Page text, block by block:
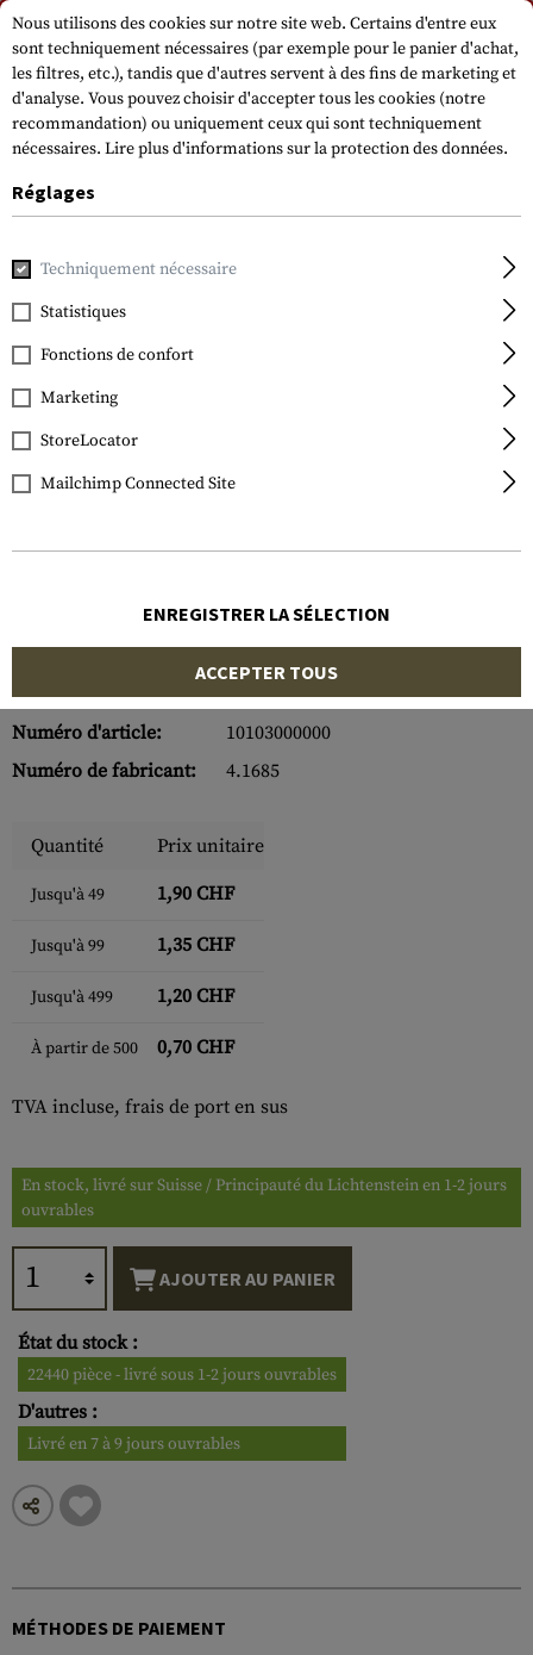
Veuillez noter que les délais de livraison peuvent varier en raison d'un jour
férié sur 15.08.2026.
Accueil Real Action CO2
Umarex
Co2 Capsule 12g
Numéro d'article:
10103000000
Numéro de fabricant:
4.1685
Quantité Prix unitaire
Jusqu'à49 1,90 CHF
Jusqu'à99 1,35 CHF
Jusqu'à499 1,20 CHF
À partir de500 0,70 CHF
TVA incluse, frais de port en sus
En stock, livré sur Suisse / Principauté du Lichtenstein en 1-2 jours
ouvrables
AJOUTER AU PANIER
État du stock :
22440 pièce - livré sous 1-2 jours ouvrables
D'autres :
Livré en 7 à 9 jours ouvrables
MÉTHODES DE PAIEMENT
Nous utilisons des cookies sur notre site web. Certains d'entre eux
sont techniquement nécessaires (par exemple pour le panier d'achat,
les filtres, etc.), tandis que d'autres servent à des fins de marketing et
d'analyse. Vous pouvez choisir d'accepter tous les cookies (notre
recommandation) ou uniquement ceux qui sont techniquement
nécessaires. Lire plus d'informations sur la protection des données.
Réglages
Techniquement nécessaire
Statistiques
Fonctions de confort
Marketing
StoreLocator
Mailchimp Connected Site
ENREGISTRER LA SÉLECTION
ACCEPTER TOUS